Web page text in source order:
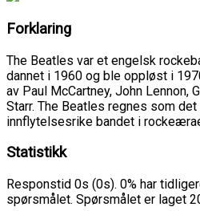
Forklaring
The Beatles var et engelsk
dannet i 1960 og ble oppløst i
av Paul McCartney, John Lennon,
Starr. The Beatles regnes som
innflytelsesrike bandet i
Statistikk
Responstid 0s (0s). 0% har
spørsmålet. Spørsmålet er laget